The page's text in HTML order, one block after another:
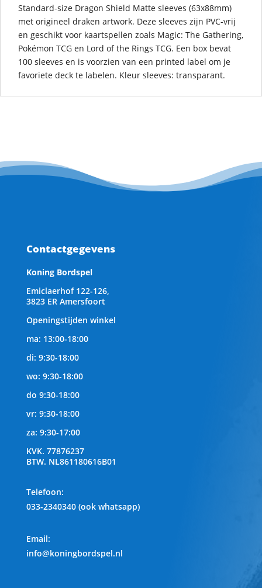
Standard-size Dragon Shield Matte sleeves (63x88mm)
met origineel draken artwork. Deze sleeves zijn PVC-vrij
en geschikt voor kaartspellen zoals Magic: The Gathering,
Pokémon TCG en Lord of the Rings TCG. Een box bevat
100 sleeves en is voorzien van een printed label om je
favoriete deck te labelen. Kleur sleeves: transparant.
Contactgegevens
Koning Bordspel
Emiclaerhof 122-126,
3823 ER Amersfoort
Openingstijden winkel
ma: 13:00-18:00
di: 9:30-18:00
wo: 9:30-18:00
do 9:30-18:00
vr: 9:30-18:00
za: 9:30-17:00
KVK. 77876237
BTW. NL861180616B01
Telefoon:
033-2340340 (ook whatsapp)
Email:
info@koningbordspel.nl